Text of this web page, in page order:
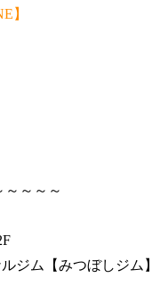
】
～～～～
ジム【みつぼしジム】